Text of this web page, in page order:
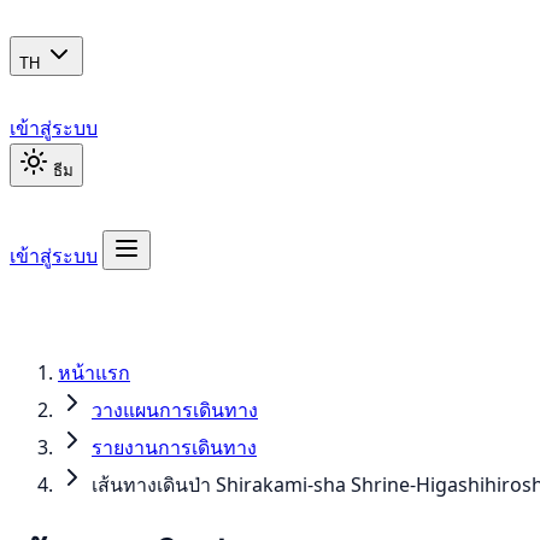
TH
เข้าสู่ระบบ
ธีม
เข้าสู่ระบบ
หน้าแรก
วางแผนการเดินทาง
รายงานการเดินทาง
เส้นทางเดินป่า Shirakami-sha Shrine-